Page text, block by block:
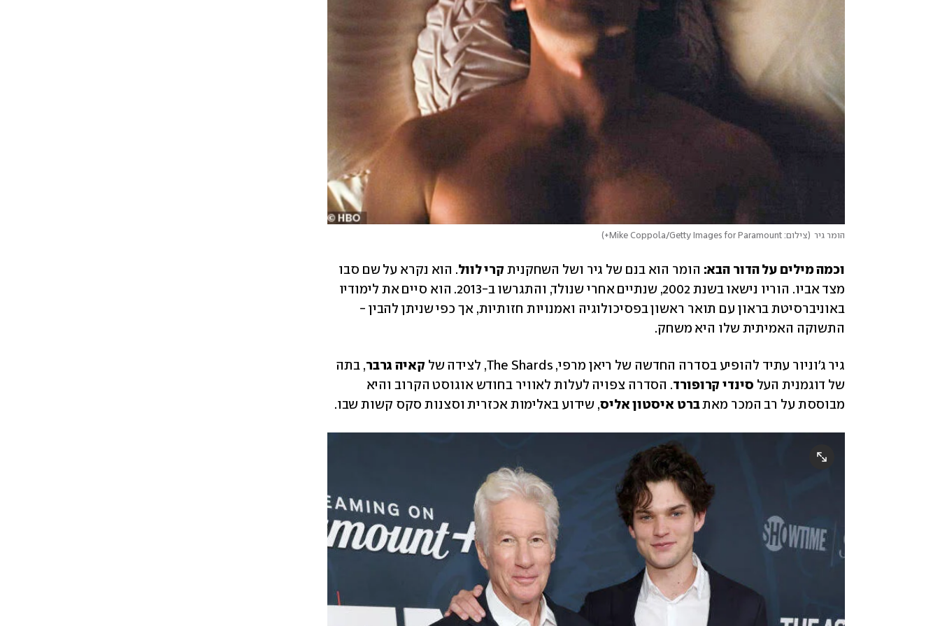
הומר גיר (צילום: Mike Coppola/Getty Images for Paramount+ )
וכמה מילים על הדור הבא: הומר הוא בנם של גיר ושל השחקנית קרי לוול
התשוקה האמיתית שלו היא משחק.
גיר ג'וניור עתיד להופיע בסדרה החדשה של ריאן מרפי, The Shards, לצידה של קאיה גרבר
של דוגמנית העל סינדי קרופורד
מבוססת על רב המכר מאת ברט איסטון אליס, שידוע באלימות אכזרית וסצנות סקס קשות שבו.